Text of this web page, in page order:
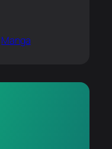
Manga